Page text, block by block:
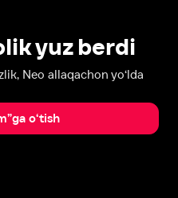
yuz berdi
Neo allaqachon yo‘lda
o‘tish